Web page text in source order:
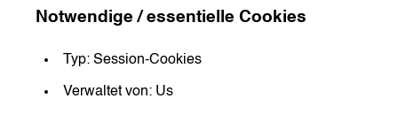
Notwendige / essentielle Cookies
Typ: Session-Cookies
Verwaltet von: Us